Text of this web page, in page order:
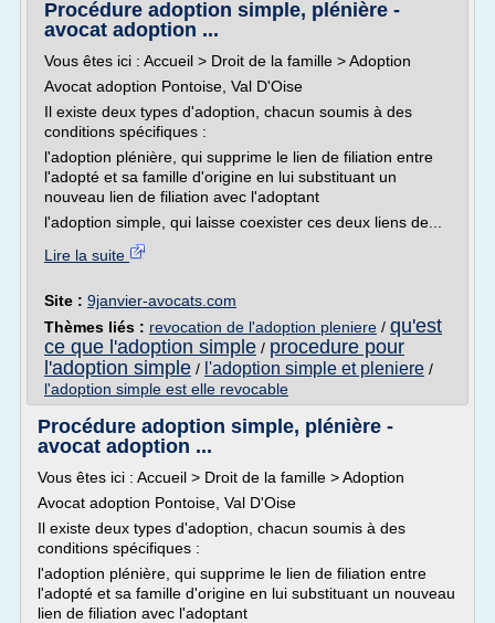
Procédure adoption simple, plénière -
avocat adoption ...
Vous êtes ici : Accueil > Droit de la famille > Adoption
Avocat adoption Pontoise, Val D'Oise
Il existe deux types d'adoption, chacun soumis à des
conditions spécifiques :
l'adoption plénière, qui supprime le lien de filiation entre
l'adopté et sa famille d'origine en lui substituant un
nouveau lien de filiation avec l'adoptant
l'adoption simple, qui laisse coexister ces deux liens de...
Lire la suite
Site : 9janvier-avocats.com
Thèmes liés : revocation de l'adoption pleniere / qu'est
ce que l'adoption simple / procedure pour
l'adoption simple / l'adoption simple et pleniere /
l'adoption simple est elle revocable
Procédure adoption simple, plénière -
avocat adoption ...
Vous êtes ici : Accueil > Droit de la famille > Adoption
Avocat adoption Pontoise, Val D'Oise
Il existe deux types d'adoption, chacun soumis à des
conditions spécifiques :
l'adoption plénière, qui supprime le lien de filiation entre
l'adopté et sa famille d'origine en lui substituant un nouveau
lien de filiation avec l'adoptant